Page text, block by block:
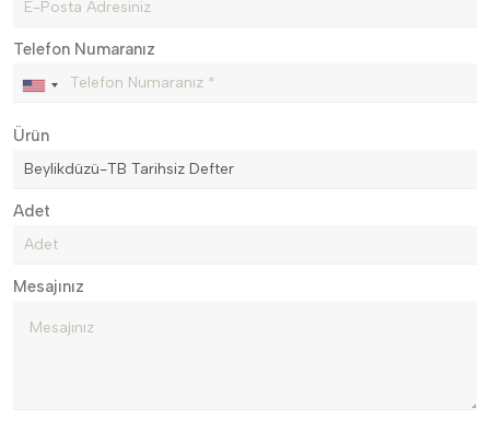
Telefon Numaranız
Ürün
Adet
Mesajınız